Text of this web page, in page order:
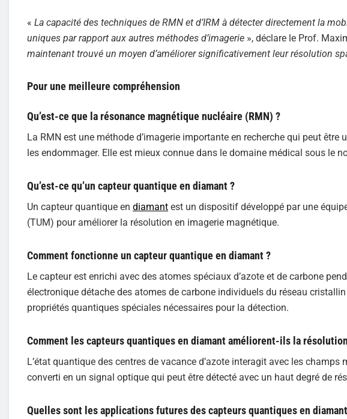
« La capacité des techniques de RMN et d’IRM à détecter directement la
uniques par rapport aux autres méthodes d’imagerie », déclare le Prof.
maintenant trouvé un moyen d’améliorer significativement leur résolution
Pour une meilleure compréhension
Qu’est-ce que la résonance magnétique nucléaire (RMN) ?
La RMN est une méthode d’imagerie importante en recherche qui peut
les endommager. Elle est mieux connue dans le domaine médical sous le
Qu’est-ce qu’un capteur quantique en diamant ?
Un capteur quantique en diamant est un dispositif développé par une
(TUM) pour améliorer la résolution en imagerie magnétique.
Comment fonctionne un capteur quantique en diamant ?
Le capteur est enrichi avec des atomes spéciaux d’azote et de carbone
électronique détache des atomes de carbone individuels du réseau
propriétés quantiques spéciales nécessaires pour la détection.
Comment les capteurs quantiques en diamant améliorent-ils la résolution
L’état quantique des centres de vacance d’azote interagit avec les
converti en un signal optique qui peut être détecté avec un haut degré de
Quelles sont les applications futures des capteurs quantiques en